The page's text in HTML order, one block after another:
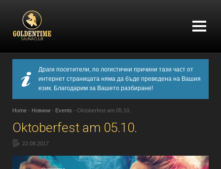
Драги посетители, по логистични причини тази част от
интернет страницата няма да бъде преведена на Вашия
език. Благодарим за Вашето разбиране!
Home - Новини - Events - Oktoberfest am 05.10.
Oktoberfest am 05.10.
22.08.2017